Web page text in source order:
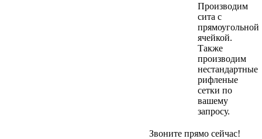
Производим
сита с
прямоугольной
ячейкой.
Также
производим
нестандартные
рифленые
сетки по
вашему
запросу.
Звоните прямо сейчас!